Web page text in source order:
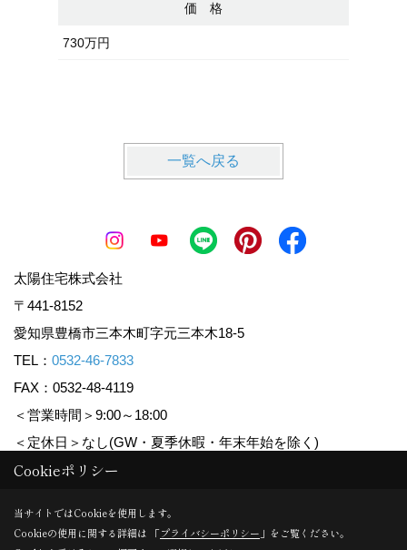
価 格
730万円
一覧へ戻る
太陽住宅株式会社
〒441-8152
愛知県豊橋市三本木町字元三本木18-5
TEL： 0532-46-7833
FAX：0532-48-4119
＜営業時間＞9:00～18:00
＜定休日＞なし(GW・夏季休暇・年末年始を除く)
Copyright (c) Taiyoujyutaku. All Rights Reserved.
Produced byゴデスクリエイト
Cookieポリシー
当サイトではCookieを使用します。
Cookieの使用に関する詳細は 「プライバシーポリシー 」をご覧ください。